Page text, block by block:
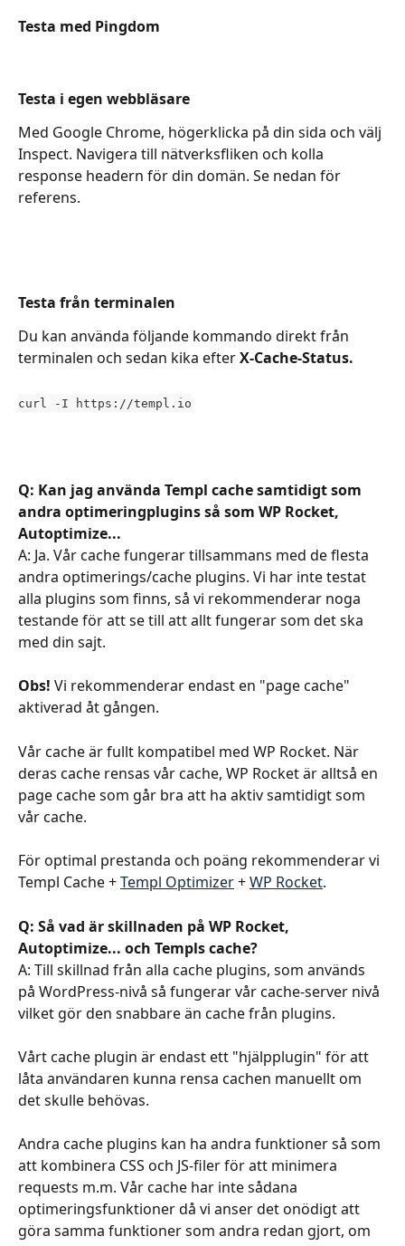
Testa med Pingdom
Testa i egen webbläsare
Med Google Chrome, högerklicka på din sida och välj
Inspect. Navigera till nätverksfliken och kolla
response headern för din domän. Se nedan för
referens.
Testa från terminalen
Du kan använda följande kommando direkt från
terminalen och sedan kika efter X-Cache-Status.
curl -I https://templ.io
Q: Kan jag använda Templ cache samtidigt som
andra optimeringplugins så som WP Rocket,
Autoptimize...
A: Ja. Vår cache fungerar tillsammans med de flesta
andra optimerings/cache plugins. Vi har inte testat
alla plugins som finns, så vi rekommenderar noga
testande för att se till att allt fungerar som det ska
med din sajt.
Obs! Vi rekommenderar endast en "page cache"
aktiverad åt gången.
Vår cache är fullt kompatibel med WP Rocket. När
deras cache rensas vår cache, WP Rocket är alltså en
page cache som går bra att ha aktiv samtidigt som
vår cache.
För optimal prestanda och poäng rekommenderar vi
Templ Cache + Templ Optimizer + WP Rocket.
Q: Så vad är skillnaden på WP Rocket,
Autoptimize... och Templs cache?
A: Till skillnad från alla cache plugins, som används
på WordPress-nivå så fungerar vår cache-server nivå
vilket gör den snabbare än cache från plugins.
Vårt cache plugin är endast ett "hjälpplugin" för att
låta användaren kunna rensa cachen manuellt om
det skulle behövas.
Andra cache plugins kan ha andra funktioner så som
att kombinera CSS och JS-filer för att minimera
requests m.m. Vår cache har inte sådana
optimeringsfunktioner då vi anser det onödigt att
göra samma funktioner som andra redan gjort, om